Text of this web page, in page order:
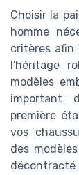
Choisir la
homme
critères
l'héritage
modèles
important
première
vos
des